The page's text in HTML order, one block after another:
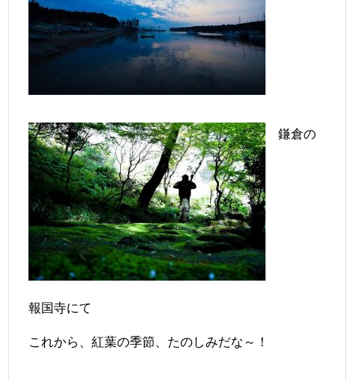
鎌倉の
報国寺にて
これから、紅葉の季節、たのしみだな～！